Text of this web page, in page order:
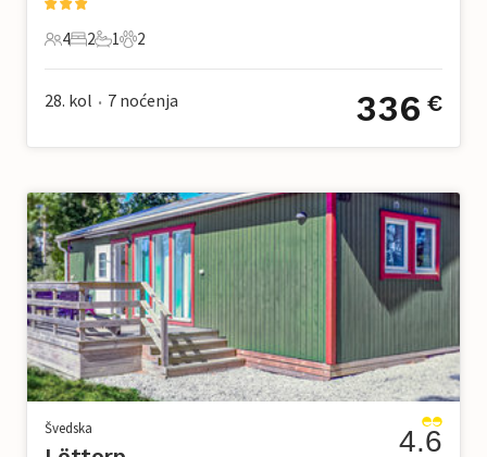
4 Gosti
4
2 Spavaće sobe
2
1 Kupaonica
1
2 Kućni ljubimac
2
28. kol • 7 noćenja 336 €
Švedska 4.6